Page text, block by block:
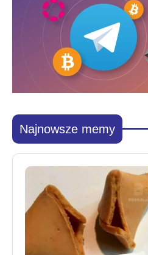
Najnowsze memy